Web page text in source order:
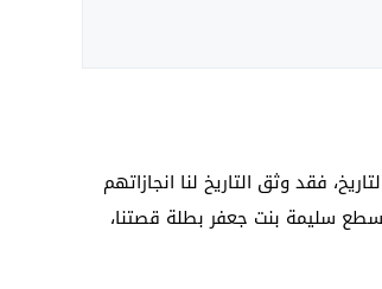
فقد وثق التاريخ لنا انجازاتهم
سليمة بنت جعفر بطلة قصتنا،